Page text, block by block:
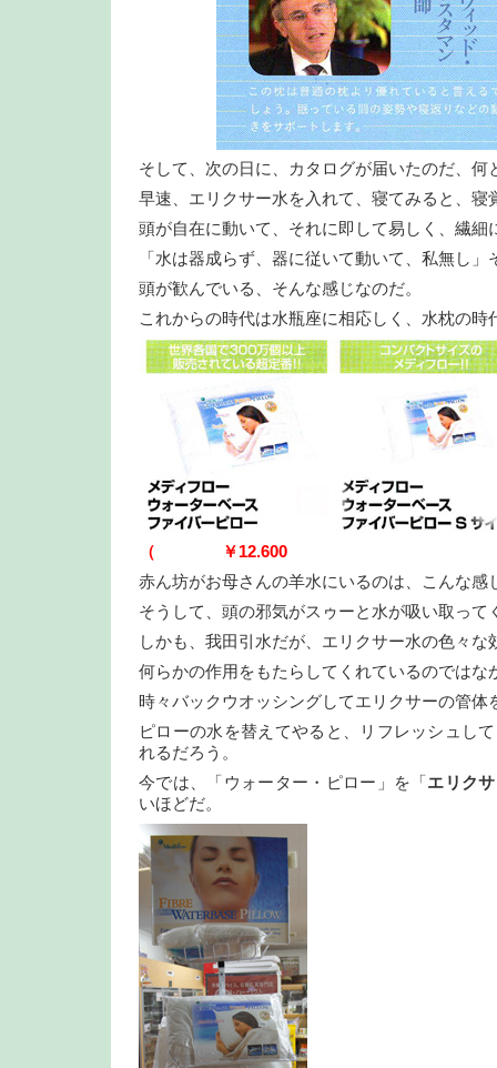
そして、次の日に、カタログが届いたのだ、何
早速、エリクサー水を入れて、寝てみると、寝
頭が自在に動いて、それに即して易しく、繊細
「水は器成らず、器に従いて動いて、私無し」
頭が歓んでいる、そんな感じなのだ。
これからの時代は水瓶座に相応しく、水枕の時
（ ￥12.600 ￥
赤ん坊がお母さんの羊水にいるのは、こんな感
そうして、頭の邪気がスゥーと水が吸い取って
しかも、我田引水だが、エリクサー水の色々な
何らかの作用をもたらしてくれているのではな
時々バックウオッシングしてエリクサーの管体
ピローの水を替えてやると、リフレッシュし
れるだろう。
今では、「ウォーター・ピロー」を「 エリク
いほどだ。